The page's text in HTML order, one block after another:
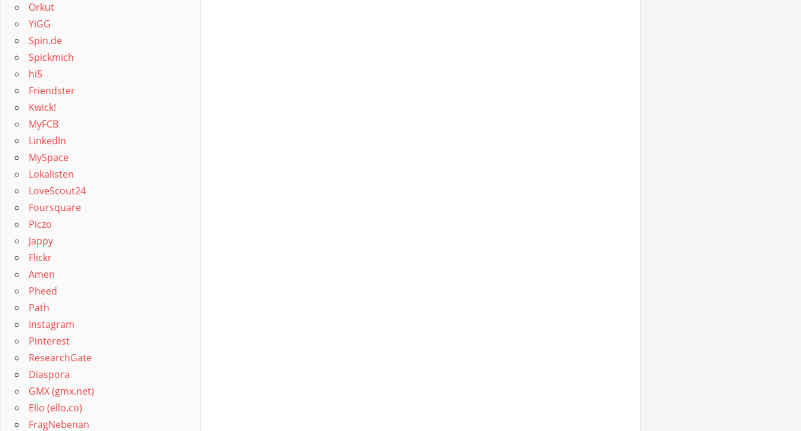
Orkut
YiGG
Spin.de
Spickmich
hi5
Friendster
Kwick!
MyFCB
LinkedIn
MySpace
Lokalisten
LoveScout24
Foursquare
Piczo
Jappy
Flickr
Amen
Pheed
Path
Instagram
Pinterest
ResearchGate
Diaspora
GMX (gmx.net)
Ello (ello.co)
FragNebenan